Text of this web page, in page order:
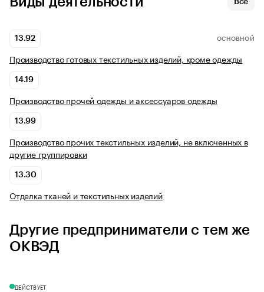
Все
13.92 ОСНОВНОЙ
Производство готовых текстильных изделий, кроме одежды
14.19
Производство прочей одежды и аксессуаров одежды
13.99
Производство прочих текстильных изделий, не включенных в
другие группировки
13.30
Отделка тканей и текстильных изделий
Другие предприниматели с тем же
ОКВЭД
ДЕЙСТВУЕТ